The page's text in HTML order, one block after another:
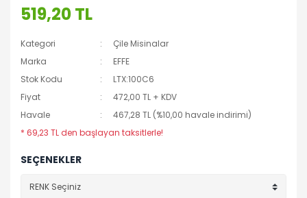
519,20 TL
Kategori
Çile Misinalar
Marka
EFFE
Stok Kodu
LTX:100C6
Fiyat
472,00 TL + KDV
Havale
467,28 TL (%10,00 havale indirimi)
* 69,23 TL den başlayan taksitlerle!
SEÇENEKLER